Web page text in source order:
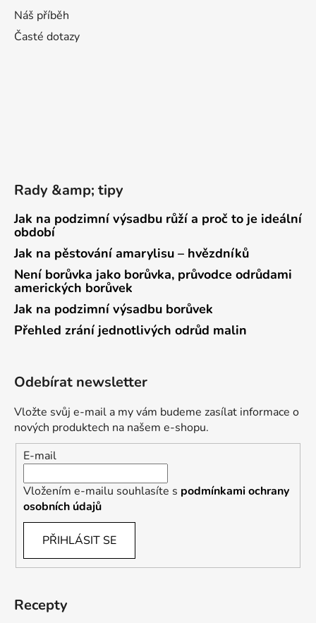
Náš příběh
Časté dotazy
Rady &amp; tipy
Jak na podzimní výsadbu růží a proč to je ideální
období
Jak na pěstování amarylisu – hvězdníků
Není borůvka jako borůvka, průvodce odrůdami
amerických borůvek
Jak na podzimní výsadbu borůvek
Přehled zrání jednotlivých odrůd malin
Odebírat newsletter
Vložte svůj e-mail a my vám budeme zasílat informace o
nových produktech na našem e-shopu.
E-mail
Vložením e-mailu souhlasíte s podmínkami ochrany
osobních údajů
PŘIHLÁSIT SE
Recepty